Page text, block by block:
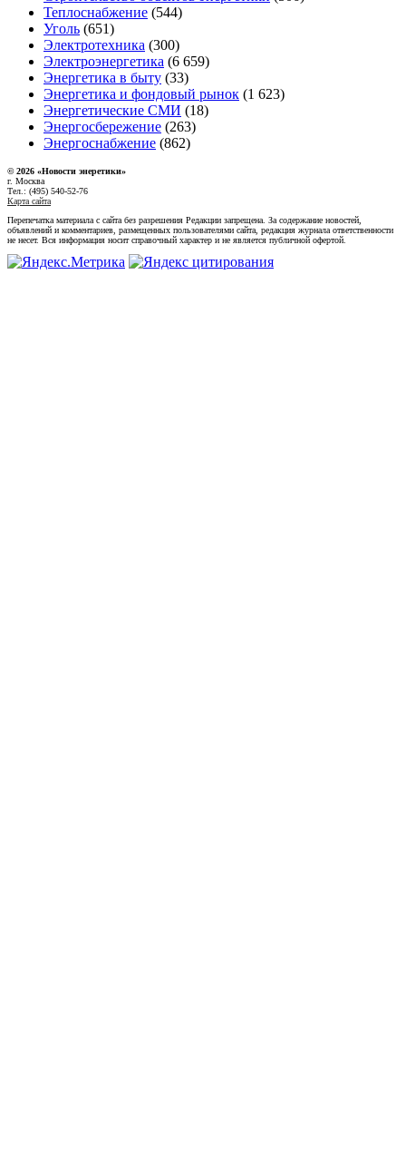
Теплоснабжение (544)
Уголь (651)
Электротехника (300)
Электроэнергетика (6 659)
Энергетика в быту (33)
Энергетика и фондовый рынок (1 623)
Энергетические СМИ (18)
Энергосбережение (263)
Энергоснабжение (862)
© 2026 «Новости энеретики»
г. Москва
Тел.: (495) 540-52-76
Карта сайта
Перепечатка материала с сайта без разрешения Редакции запрещена. За содержание новостей,
объявлений и комментариев, размещенных пользователями сайта, редакция журнала ответственности
не несет. Вся информация носит справочный характер и не является публичной офертой.